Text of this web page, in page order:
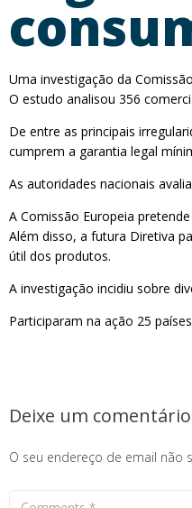
Uma investigação da
O estudo analisou 356
De entre as principais
cumprem a garantia legal
As autoridades nacionais
A Comissão Europeia
Além disso, a futura Diretiva
útil dos produtos.
A investigação incidiu sobre
Participaram na ação 25
Deixe um comentário
O seu endereço de email não